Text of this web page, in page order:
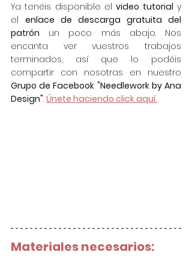
Ya tenéis disponible el video tutorial y
el enlace de descarga gratuita del
patrón un poco más abajo. Nos
encanta ver vuestros trabajos
terminados, así que lo podéis
Grupo de Facebook "Needlework by Ana
Design". Únete haciendo click aquí.
Materiales necesarios: